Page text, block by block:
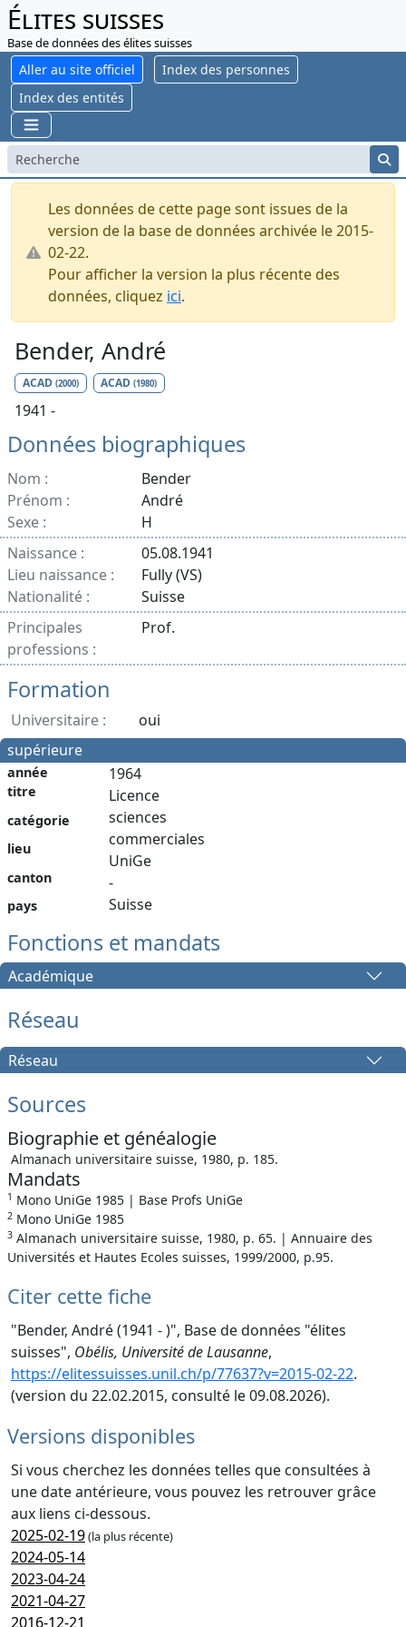
Élites suisses
Base de données des élites suisses
Aller au site officiel
Index des personnes
Index des entités
Les données de cette page sont issues de la
version de la base de données archivée le 2015-
02-22.
Pour afficher la version la plus récente des
données, cliquez ici.
Bender, André
ACAD (2000) ACAD(1980)
1941 -
Données biographiques
Nom :
Bender
Prénom :
André
Sexe :
H
Naissance :
05.08.1941
Lieu naissance :
Fully (VS)
Nationalité :
Suisse
Principales
professions :
Prof.
Formation
Universitaire :
oui
supérieure
année
titre
catégorie
lieu
canton
pays
1964
Licence
sciences
commerciales
UniGe
-
Suisse
Fonctions et mandats
Académique
Réseau
Réseau
Sources
Biographie et généalogie
Almanach universitaire suisse, 1980, p. 185.
Mandats
1 Mono UniGe 1985 | Base Profs UniGe
2 Mono UniGe 1985
3 Almanach universitaire suisse, 1980, p. 65. | Annuaire des
Universités et Hautes Ecoles suisses, 1999/2000, p.95.
Citer cette fiche
"Bender, André (1941 - )", Base de données "élites
suisses", Obélis, Université de Lausanne,
https://elitessuisses.unil.ch/p/77637?v=2015-02-22.
(version du 22.02.2015, consulté le 09.08.2026).
Versions disponibles
Si vous cherchez les données telles que consultées à
une date antérieure, vous pouvez les retrouver grâce
aux liens ci-dessous.
2025-02-19(la plus récente)
2024-05-14
2023-04-24
2021-04-27
2016-12-21